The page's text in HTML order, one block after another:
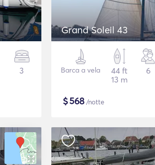
3
Grand Soleil 43
Barca a vela
44 ft
13 m
6
$568/notte